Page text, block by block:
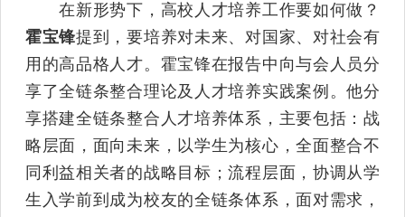
在新形势下，高校人才培养工作要如何做？
霍宝锋提到，要培养对未来、对国家、对社会有
用的高品格人才。霍宝锋在报告中向与会人员分
享了全链条整合理论及人才培养实践案例。他分
享搭建全链条整合人才培养体系，主要包括：战
略层面，面向未来，以学生为核心，全面整合不
同利益相关者的战略目标；流程层面，协调从学
生入学前到成为校友的全链条体系，面对需求，